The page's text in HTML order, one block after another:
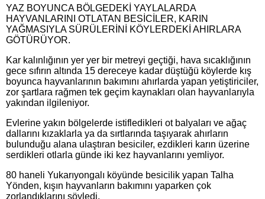
YAZ BOYUNCA BÖLGEDEKİ YAYLALARDA
HAYVANLARINI OTLATAN BESİCİLER, KARIN
YAĞMASIYLA SÜRÜLERİNİ KÖYLERDEKİ AHIRLARA
GÖTÜRÜYOR.
Kar kalınlığının yer yer bir metreyi geçtiği, hava sıcaklığının
gece sıfırın altında 15 dereceye kadar düştüğü köylerde kış
boyunca hayvanlarının bakımını ahırlarda yapan yetiştiriciler,
zor şartlara rağmen tek geçim kaynakları olan hayvanlarıyla
yakından ilgileniyor.
Evlerine yakın bölgelerde istifledikleri ot balyaları ve ağaç
dallarını kızaklarla ya da sırtlarında taşıyarak ahırların
bulunduğu alana ulaştıran besiciler, ezdikleri karın üzerine
serdikleri otlarla günde iki kez hayvanlarını yemliyor.
80 haneli Yukarıyongalı köyünde besicilik yapan Talha
Yönden, kışın hayvanların bakımını yaparken çok
zorlandıklarını söyledi.